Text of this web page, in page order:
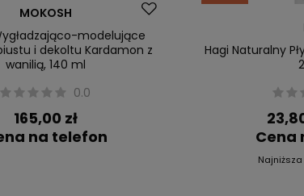
MOKOSH
modelujące
i dekoltu Kardamon z
wanilią, 140 ml
0.0
165,00 zł
na telefon
Okazja
Hagi Naturalny
Cena